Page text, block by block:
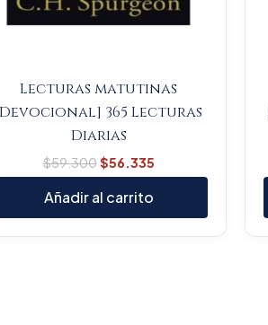
Lecturas matutinas
365 Lecturas
Diarias
$59.300$56.335
Añadir al carrito